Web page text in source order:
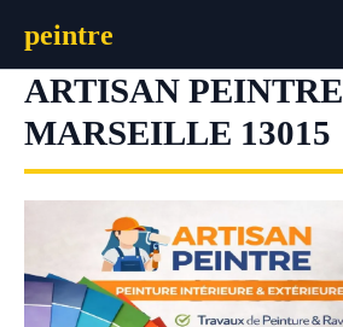
contenu
peintre
ARTISAN PEINTRE
MARSEILLE 13015